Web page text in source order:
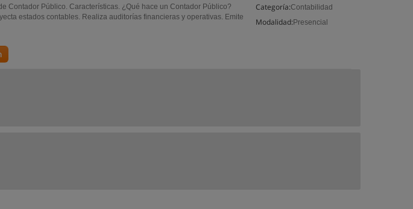
Categoría:Contabilidad
Modalidad: Presencial
Contador Público. Características. ¿Qué hace un Contador Público?
estados contables. Realiza auditorías financieras y operativas. Emite